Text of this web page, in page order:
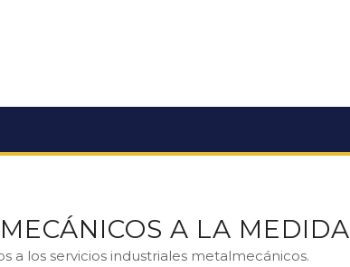
A LA MEDIDA
a los servicios industriales metalmecánicos.